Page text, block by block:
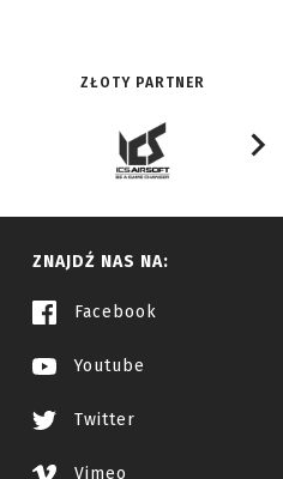
ZŁOTY PARTNER
ZNAJDŹ NAS NA:
Facebook
Youtube
Twitter
Vimeo